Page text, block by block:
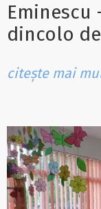
Eminescu
dincolo
citește mai